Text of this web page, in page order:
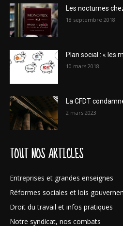
Les nocturnes
18 septembre 2018
Plan social : « les
10 mars 2018
La CFDT
2 mars 2023
TOUT NOS ARTICLES
Entreprises et grandes enseignes
Réformes sociales et lois
Droit du travail et infos pratiques
Notre syndicat, nos combats